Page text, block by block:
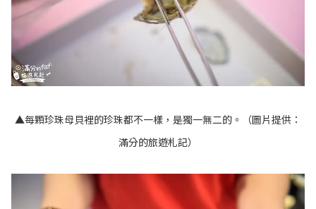
▲每顆珍珠母貝裡的珍珠都不一樣，是獨一無二的。（圖片提供：
滿分的旅遊札記）